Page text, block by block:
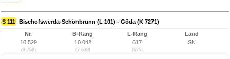
S 111 Bischofswerda-Schönbrunn (L 101) - Göda (K 7271)
Nr.
10.529
(3.758)
B-Rang
10.042
(7.638)
L-Rang
617
(525)
Land
SN